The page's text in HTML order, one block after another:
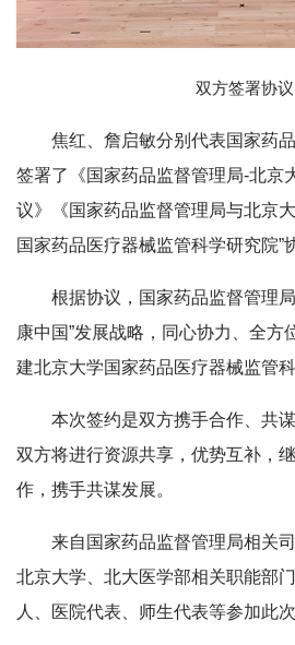
双方签署协议
焦红、詹启敏分别代表国家药
签署了《国家药品监督管理局-北京
议》《国家药品监督管理局与北京
国家药品医疗器械监管科学研究院”
根据协议，国家药品监督管理
康中国”发展战略，同心协力、全方
建北京大学国家药品医疗器械监管科
本次签约是双方携手合作、共
双方将进行资源共享，优势互补，
作，携手共谋发展。
来自国家药品监督管理局相关
北京大学、北大医学部相关职能部
人、医院代表、师生代表等参加此次